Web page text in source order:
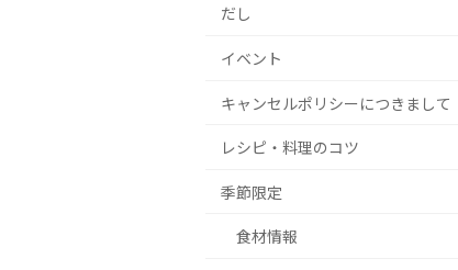
だし
イベント
キャンセルポリシーにつきまして
レシピ・料理のコツ
季節限定
食材情報